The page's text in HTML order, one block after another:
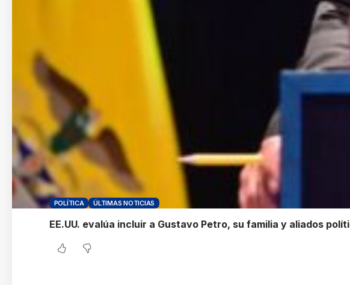
POLÍTICA ÚLTIMAS NOTICIAS
EE.UU. evalúa incluir a Gustavo Petro, su familia y aliados